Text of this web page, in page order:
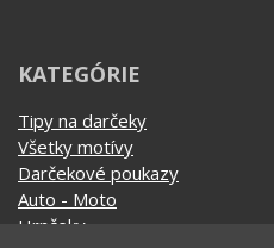
Všetky motívy
Auto - Moto
Hrnčeky
Cestovanie
EKG - moje srdce bije